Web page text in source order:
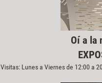
Oí a la
Visitas: Lunes a Viernes de 12:00 a